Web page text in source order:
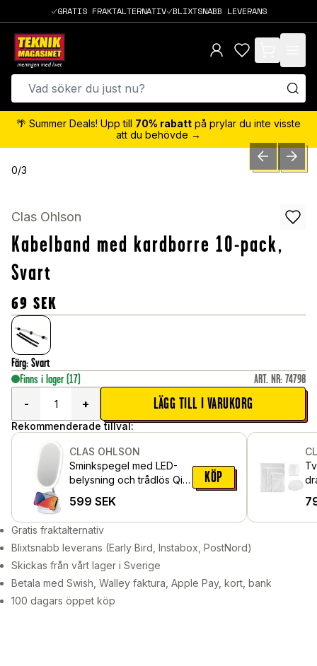
GRATIS FRAKTALTERNATIV BLIXTSNABB LEVERANS
items in cart,
🌴 Summer Deals! Upp till 70% rabatt på prylar du inte visste
att du behövde →
0/3 PREVIOUSNEXT
Clas Ohlson
Kabelband med kardborre 10-pack,
Svart
69 SEK
Färg: Svart
Finns i lager (17) ART. NR: 74798
-
+ LÄGG TILL I VARUKORG
Rekommenderade tillval:
CLAS OHLSON
Sminkspegel med LED-
belysning och trådlös Qi-
599 SEK
KÖP
Gratis fraktalternativ
Blixtsnabb leverans (Early Bird, Instabox, PostNord)
Skickas från vårt lager i Sverige
Betala med Swish, Walley faktura, Apple Pay, kort, bank
100 dagars öppet köp